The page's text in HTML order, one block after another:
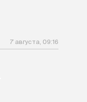
7 августа, 09:16